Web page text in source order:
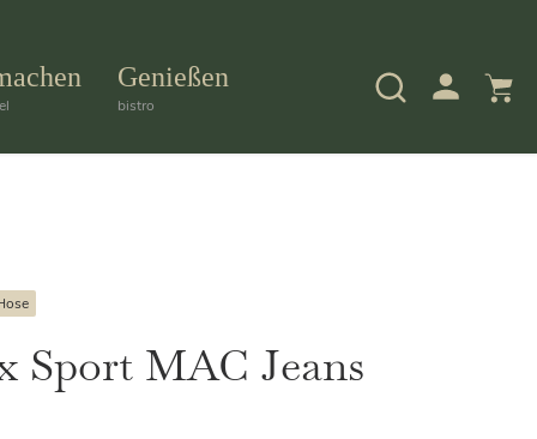
Genießen
bistro
Sport MAC Jeans